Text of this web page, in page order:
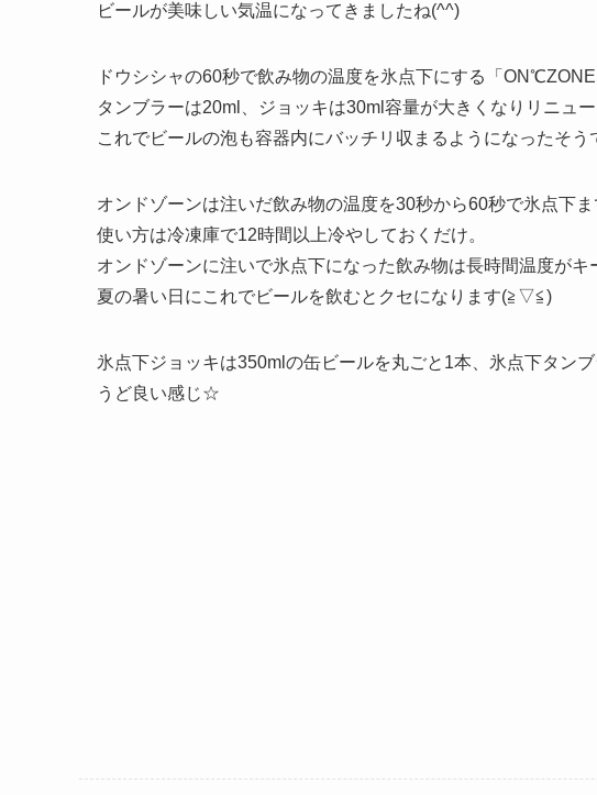
ビールが美味しい気温になってきましたね(^^)
ドウシシャの60秒で飲み物の温度を氷点下にする「
タンブラーは20ml、ジョッキは30ml容量が大きくなりリニュー
これでビールの泡も容器内にバッチリ収まるようになったそ
オンドゾーンは注いだ飲み物の温度を30秒から60秒で氷点下
使い方は冷凍庫で12時間以上冷やしておくだけ。
オンドゾーンに注いで氷点下になった飲み物は長時間温度がキ
夏の暑い日にこれでビールを飲むとクセになります(≧▽≦)
氷点下ジョッキは350mlの缶ビールを丸ごと1本、氷点下タン
うど良い感じ☆